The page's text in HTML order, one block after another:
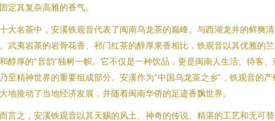
定其复杂高雅的香气。
大名茶中，安溪铁观音代表了闽南乌龙茶的巅峰。与西湖龙井的鲜爽清
武夷岩茶的岩骨花香、祁门红茶的醇厚果香相比，铁观音以其优雅的
醇厚的“音韵”独树一帜。它不仅是一种饮品，更是闽南人生活、待客、
至精神世界的重要组成部分。安溪作为“中国乌龙茶之乡”，铁观音的产
地推动了当地经济发展，并随着闽南华侨的足迹香飘世界。
言之，安溪铁观音以其天赐的风土、神奇的传说、精湛的工艺和无可